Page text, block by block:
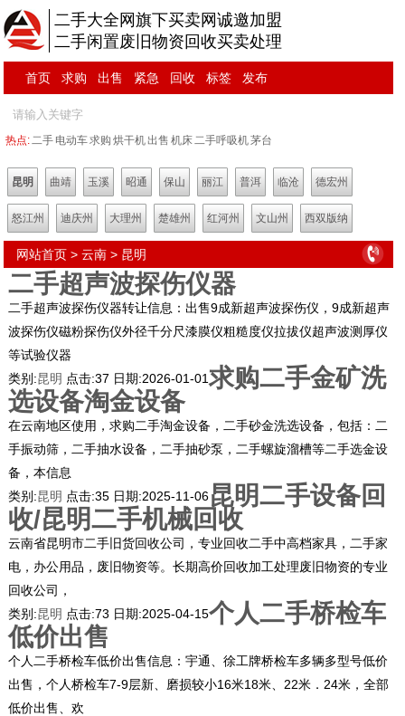
二手大全网旗下买卖网诚邀加盟
二手闲置废旧物资回收买卖处理
首页 求购 出售 紧急 回收 标签 发布
热点:二手 电动车求购 烘干机出售 机床二手呼吸机茅台
昆明 曲靖 玉溪 昭通 保山 丽江 普洱 临沧 德宏州
怒江州 迪庆州 大理州 楚雄州 红河州 文山州 西双版纳
网站首页 >云南 > 昆明
二手超声波探伤仪器
二手超声波探伤仪器转让信息：出售9成新超声波探伤仪，9成新超声
波探伤仪磁粉探伤仪外径千分尺漆膜仪粗糙度仪拉拔仪超声波测厚仪
等试验仪器
类别:昆明 点击:37 日期:2026-01-01 求购二手金矿洗
选设备淘金设备
在云南地区使用，求购二手淘金设备，二手砂金洗选设备，包括：二
手振动筛，二手抽水设备，二手抽砂泵，二手螺旋溜槽等二手选金设
备，本信息
类别:昆明 点击:35 日期:2025-11-06昆明二手设备回
收/昆明二手机械回收
云南省昆明市二手旧货回收公司，专业回收二手中高档家具，二手家
电，办公用品，废旧物资等。长期高价回收加工处理废旧物资的专业
回收公司，
类别:昆明 点击:73 日期:2025-04-15个人二手桥检车
低价出售
个人二手桥检车低价出售信息：宇通、徐工牌桥检车多辆多型号低价
出售，个人桥检车7-9层新、磨损较小16米18米、22米．24米，全部
低价出售、欢